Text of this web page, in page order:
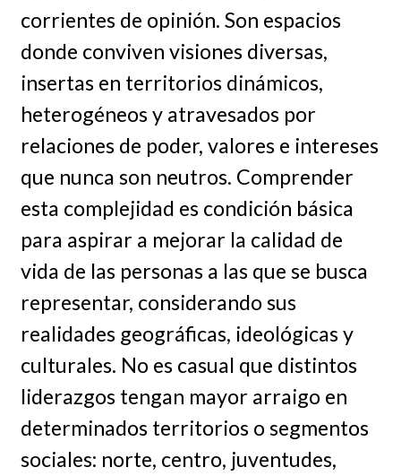
corrientes de opinión. Son espacios
donde conviven visiones diversas,
insertas en territorios dinámicos,
heterogéneos y atravesados por
relaciones de poder, valores e intereses
que nunca son neutros. Comprender
esta complejidad es condición básica
para aspirar a mejorar la calidad de
vida de las personas a las que se busca
representar, considerando sus
realidades geográficas, ideológicas y
culturales. No es casual que distintos
liderazgos tengan mayor arraigo en
determinados territorios o segmentos
sociales: norte, centro, juventudes,